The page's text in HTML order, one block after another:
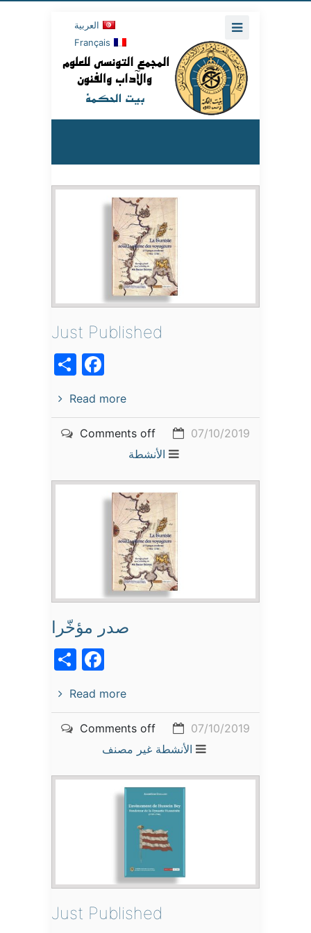
العربية
Français
Just Published
Read more
07/10/2019
Comments off
الأنشطة
صدر مؤخّرا
Read more
07/10/2019
Comments off
الأنشطة غير مصنف
Just Published